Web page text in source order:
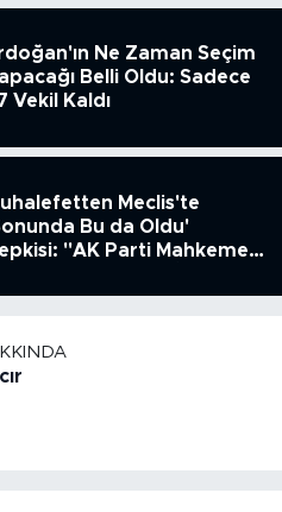
Ne Zaman Seçim
Belli Oldu: Sadece
Vekil Kaldı
Meclis'te
Bu da Oldu'
"AK Parti Mahkeme
Çıkardı"